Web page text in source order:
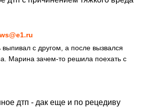
с другом, а после вызвался
Марина зачем-то решила поехать с
дтп - дак еще и по рецедиву